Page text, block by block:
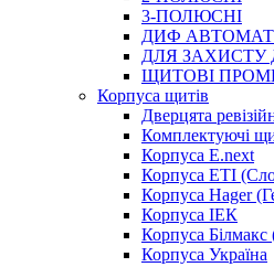
3-ПОЛЮСНІ
ДИФ
ДЛЯ ЗАХИСТУ
ЩИТОВІ
Корпуса щитів
Дверцята
Комплектуючі
Корпуса E.next
Корпуса ETI
Корпуса Hager
Корпуса ІЕК
Корпуса Білмакс
Корпуса Україна